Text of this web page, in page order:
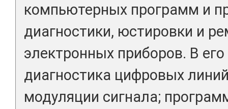
компьютерных программ и
диагностики, юстировки и
электронных приборов. В
диагностика цифровых
модуляции сигнала;